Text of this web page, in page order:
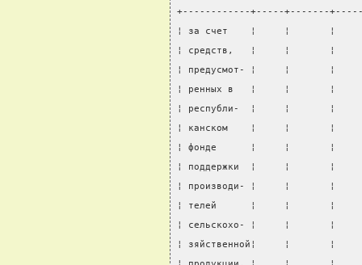
+------------+-----+-------
¦ за счет    ¦     ¦
¦ средств,   ¦     ¦
¦ предусмот- ¦     ¦
¦ ренных в   ¦     ¦
¦ республи-  ¦     ¦
¦ канском    ¦     ¦
¦ фонде      ¦     ¦       ¦
¦ поддержки  ¦     ¦
¦ производи- ¦     ¦
¦ телей      ¦     ¦       ¦
¦ сельскохо- ¦     ¦
¦ зяйственной¦     ¦